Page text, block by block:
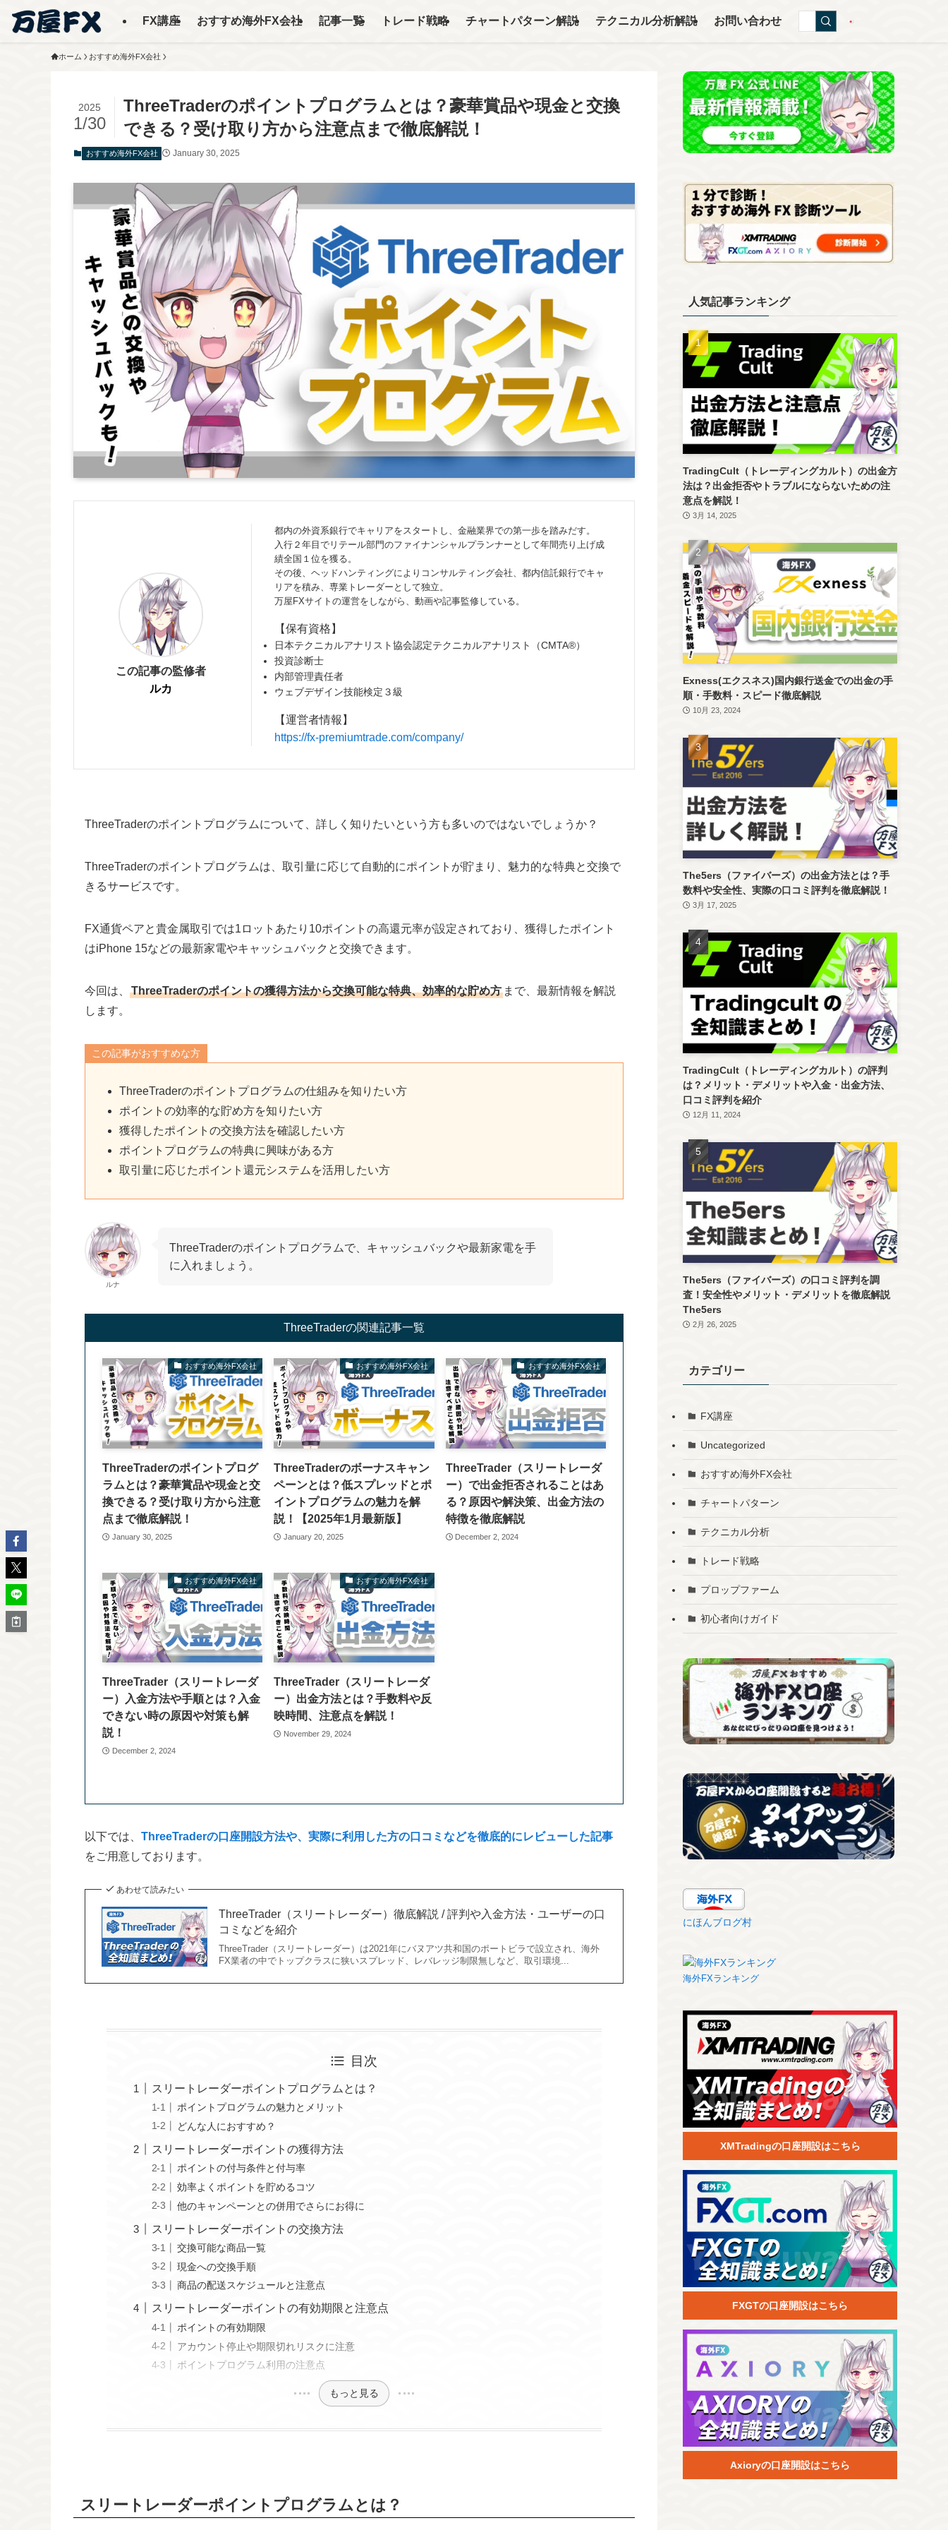
FX講座 おすすめ海外FX会社 記事一覧 トレード戦略 チャートパターン解説 テクニカル分析解説 お問い合わせ
ホーム おすすめ海外FX会社
ThreeTraderのポイントプログラムとは？豪華賞品や現金と交換
できる？受け取り方から注意点まで徹底解説！
2025
1/30
おすすめ海外FX会社 January 30, 2025
この記事の監修者
ルカ
都内の外資系銀行でキャリアをスタートし、金融業界での第一歩を踏みだす。
入行２年目でリテール部門のファイナンシャルプランナーとして年間売り上げ成
績全国１位を獲る。
その後、ヘッドハンティングによりコンサルティング会社、都内信託銀行でキャ
リアを積み、専業トレーダーとして独立。
万屋FXサイトの運営をしながら、動画や記事監修している。
【保有資格】
日本テクニカルアナリスト協会認定テクニカルアナリスト（CMTA®）
投資診断士
内部管理責任者
ウェブデザイン技能検定３級
【運営者情報】
https://fx-premiumtrade.com/company/
ThreeTraderのポイントプログラムについて、詳しく知りたいという方も多いのではないでしょうか？
ThreeTraderのポイントプログラムは、取引量に応じて自動的にポイントが貯まり、魅力的な特典と交換で
きるサービスです。
FX通貨ペアと貴金属取引では1ロットあたり10ポイントの高還元率が設定されており、獲得したポイント
はiPhone 15などの最新家電やキャッシュバックと交換できます。
今回は、 ThreeTraderのポイントの獲得方法から交換可能な特典、効率的な貯め方 まで、最新情報を解説
します。
この記事がおすすめな方
ThreeTraderのポイントプログラムの仕組みを知りたい方
ポイントの効率的な貯め方を知りたい方
獲得したポイントの交換方法を確認したい方
ポイントプログラムの特典に興味がある方
取引量に応じたポイント還元システムを活用したい方
ルナ
ThreeTraderのポイントプログラムで、キャッシュバックや最新家電を手
に入れましょう。
ThreeTraderの関連記事一覧
おすすめ海外FX会社
ThreeTraderのポイントプログ
ラムとは？豪華賞品や現金と交
換できる？受け取り方から注意
点まで徹底解説！
January 30, 2025
おすすめ海外FX会社
ThreeTraderのボーナスキャン
ペーンとは？低スプレッドとポ
イントプログラムの魅力を解
説！【2025年1月最新版】
January 20, 2025
おすすめ海外FX会社
ThreeTrader（スリートレーダ
ー）で出金拒否されることはあ
る？原因や解決策、出金方法の
特徴を徹底解説
December 2, 2024
おすすめ海外FX会社
ThreeTrader（スリートレーダ
ー）入金方法や手順とは？入金
できない時の原因や対策も解
説！
December 2, 2024
おすすめ海外FX会社
ThreeTrader（スリートレーダ
ー）出金方法とは？手数料や反
映時間、注意点を解説！
November 29, 2024
以下では、 ThreeTraderの口座開設方法や、実際に利用した方の口コミなどを徹底的にレビューした記事
をご用意しております。
あわせて読みたい
ThreeTrader（スリートレーダー）徹底解説 / 評判や入金方法・ユーザーの口
コミなどを紹介
ThreeTrader（スリートレーダー）は2021年にバヌアツ共和国のポートビラで設立され、海外
FX業者の中でトップクラスに狭いスプレッド、レバレッジ制限無しなど、取引環境...
目次
スリートレーダーポイントプログラムとは？
ポイントプログラムの魅力とメリット
どんな人におすすめ？
スリートレーダーポイントの獲得方法
ポイントの付与条件と付与率
効率よくポイントを貯めるコツ
他のキャンペーンとの併用でさらにお得に
スリートレーダーポイントの交換方法
交換可能な商品一覧
現金への交換手順
商品の配送スケジュールと注意点
スリートレーダーポイントの有効期限と注意点
ポイントの有効期限
アカウント停止や期限切れリスクに注意
ポイントプログラム利用の注意点
もっと見る
スリートレーダーポイントプログラムとは？
人気記事ランキング
TradingCult（トレーディングカルト）の出金方
法は？出金拒否やトラブルにならないための注
意点を解説！
3月 14, 2025
Exness(エクスネス)国内銀行送金での出金の手
順・手数料・スピード徹底解説
10月 23, 2024
The5ers（ファイバーズ）の出金方法とは？手
数料や安全性、実際の口コミ評判を徹底解説！
3月 17, 2025
TradingCult（トレーディングカルト）の評判
は？メリット・デメリットや入金・出金方法、
口コミ評判を紹介
12月 11, 2024
The5ers（ファイバーズ）の口コミ評判を調
査！安全性やメリット・デメリットを徹底解説
The5ers
2月 26, 2025
カテゴリー
FX講座
Uncategorized
おすすめ海外FX会社
チャートパターン
テクニカル分析
トレード戦略
プロップファーム
初心者向けガイド
にほんブログ村
海外FXランキング
XMTradingの口座開設はこちら
FXGTの口座開設はこちら
Axioryの口座開設はこちら